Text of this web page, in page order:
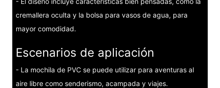
cremallera oculta y la bolsa para vasos de agua, para
mayor comodidad.
Escenarios de aplicación
- La mochila de PVC se puede utilizar para aventuras al
aire libre como senderismo, acampada y viajes.